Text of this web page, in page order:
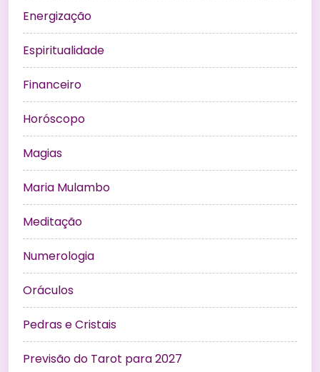
Energização
Espiritualidade
Financeiro
Horóscopo
Magias
Maria Mulambo
Meditação
Numerologia
Oráculos
Pedras e Cristais
Previsão do Tarot para 2027